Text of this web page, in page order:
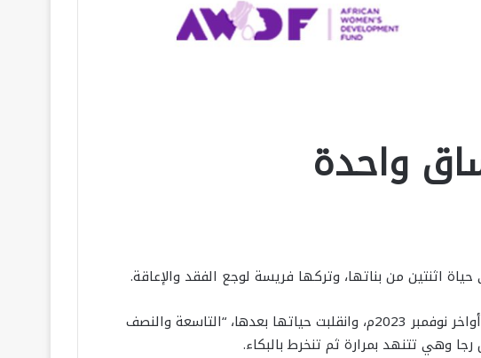
واحدة
تسترجع السيدة تلك الساعات العصيبة التي قضتها تحت ركام منزل أقاربها الذي تعرض لقصفٍ إسرائيلي أواخر نوفمبر 2023م، وانقلبت حياتها بعدها، “التاسعة والنصف